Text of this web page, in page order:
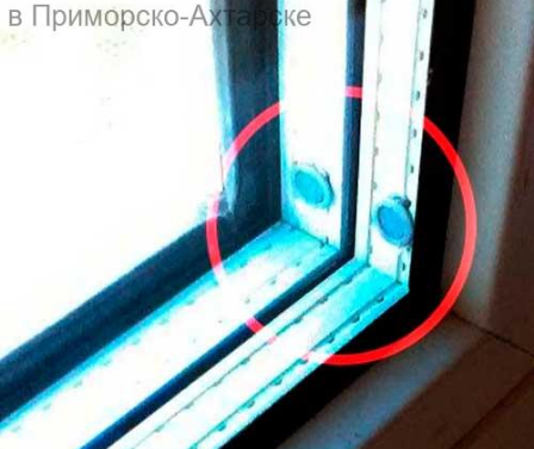
Работаем по
регионам
×
Славянск-на-Кубани Сочи Темрюк
Тимашёвск
Тихорецк Туапсе
Усть-Лабинск Хадыженск
×
Даю согласие на обработку персональных данных